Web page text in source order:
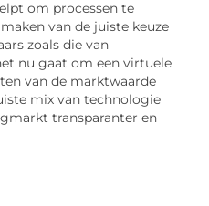
om processen te
van de juiste keuze
zoals die van
nu gaat om een virtuele
van de marktwaarde
mix van technologie
transparanter en